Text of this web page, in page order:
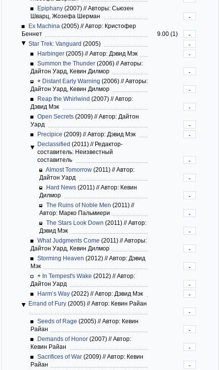
Epiphany (2007) //Авторы: Сьюзен
Шварц, Жозефа Шерман
-
Ex Machina (2005) //Автор: Кристофер
Беннет
9.00 (1)
-
Star Trek: Vanguard (2005)
-
Harbinger (2005) //Автор: Дэвид Мэк
-
Summon the Thunder (2006) //Авторы:
Дайтон Уард, Кевин Дилмор
-
+ Distant Early Warning (2006) //Авторы:
Дайтон Уард, Кевин Дилмор
-
Reap the Whirlwind (2007) //Автор:
Дэвид Мэк
-
Open Secrets (2009) //Автор: Дайтон
Уард
-
Precipice (2009) //Автор: Дэвид Мэк
-
Declassified (2011) //Редактор-
составитель: Неизвестный
составитель
-
Almost Tomorrow (2011) //Автор:
Дайтон Уард
-
Hard News (2011) //Автор: Кевин
Дилмор
-
The Ruins of Noble Men (2011) //
Автор: Марко Пальмиери
-
The Stars Look Down (2011) //Автор:
Дэвид Мэк
-
What Judgments Come (2011) //Авторы:
Дайтон Уард, Кевин Дилмор
-
Storming Heaven (2012) //Автор: Дэвид
Мэк
-
+ In Tempest's Wake (2012) //Автор:
Дайтон Уард
-
Harm’s Way (2022) //Автор: Дэвид Мэк
-
Errand of Fury (2005) //Автор: Кевин Райан
-
Seeds of Rage (2005) //Автор: Кевин
Райан
-
Demands of Honor (2007) //Автор:
Кевин Райан
-
Sacrifices of War (2009) //Автор: Кевин
Райан
-